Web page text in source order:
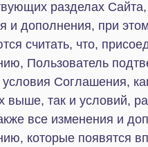
возможности и инструменты
изменять их содержание,
и размещать любые
деятельности (в
скрипты, программное
на Сайте, любые серверные
также любые результаты
деятельности, созданные
приостанавливать доступ к
интеллектуальной